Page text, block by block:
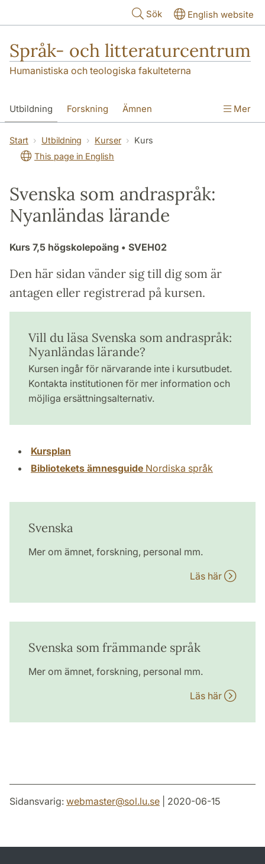
Sök English website
Språk- och litteraturcentrum
Humanistiska och teologiska fakulteterna
Utbildning Forskning Ämnen
SOL-husen Kontakt Institutionen
översättning till svenska
Mer
Start Utbildning Kurser
Kurs
This page in English
Svenska som andraspråk:
Nyanländas lärande
Kurs 7,5 högskolepoäng • SVEH02
Den här sidan vänder sig till dig som är
antagen eller registrerad på kursen.
Vill du läsa Svenska som andraspråk:
Nyanländas lärande?
Kursen ingår för närvarande inte i kursutbudet.
Kontakta institutionen för mer information och
möjliga ersättningsalternativ.
Kursplan
Bibliotekets ämnesguide Nordiska språk
Svenska
Mer om ämnet, forskning, personal mm.
Läs här
Svenska som främmande språk
Mer om ämnet, forskning, personal mm.
Läs här
Sidansvarig: webmaster@sol.lu.se | 2020-06-15